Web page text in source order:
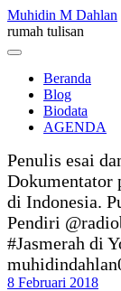
Skip
to
content
Muhidin M Dahlan
rumah tulisan
Menu
Beranda
Blog
Biodata
AGENDA
Penulis esai
Dokumentator
di Indonesia.
Pendiri
#Jasmerah di
8 Februari 2018